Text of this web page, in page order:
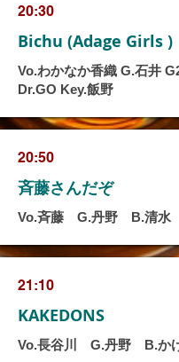
20:30
Bichu (Adage Girls )
Vo.わかなか香織 G.石井
Dr.GO Key.飯野
20:50
斉藤さんだぞ
Vo.斉藤 G.丹野 B.清水
21:10
KAKEDONS
Vo.長谷川 G.丹野 B.か